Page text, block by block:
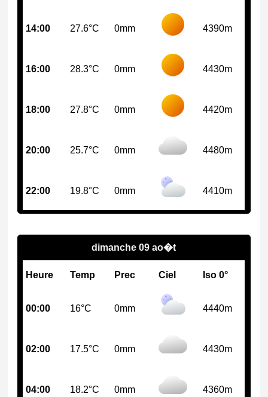
14:00 27.6°C 0mm 4390m
16:00 28.3°C 0mm 4430m
18:00 27.8°C 0mm 4420m
20:00 25.7°C 0mm 4480m
22:00 19.8°C 0mm 4410m
dimanche 09 ao�t
Heure Temp Prec Ciel Iso 0°
00:00 16°C 0mm 4440m
02:00 17.5°C 0mm 4430m
04:00 18.2°C 0mm 4360m